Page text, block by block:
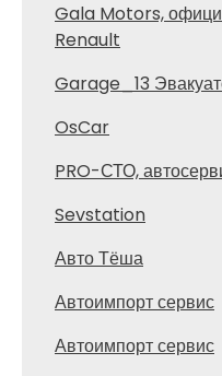
Gala Motors,
Renault
Garage_13
OsCar
PRO-СТО,
Sevstation
Авто Тёша
Автоимпорт сервис
Автоимпорт сервис